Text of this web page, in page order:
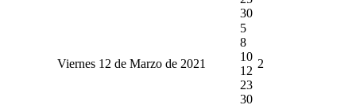
30
Viernes 12 de Marzo de 2021
5
8
10
12
23
30
2